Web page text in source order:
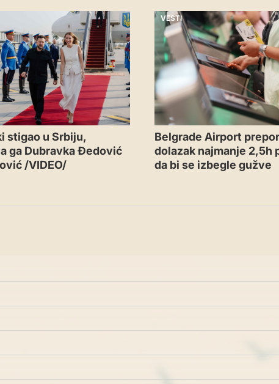
stigao u Srbiju,
ga Dubravka Đedović
/VIDEO/
VESTI
Belgrade Airport
dolazak najmanje 2,5h
da bi se izbegle gužve